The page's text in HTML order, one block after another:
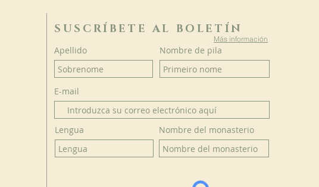
SUSCRÍBETE AL BOLETÍN
Más información
Apellido Nombre de pila
E-mail
Lengua Nombre del monasterio